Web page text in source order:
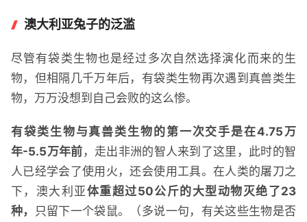
澳大利亚兔子的泛滥
尽管有袋类生物也是经过多次自然选择演化而来的生
物，但相隔几千万年后，有袋类生物再次遇到真兽类生
物，万万没想到自己会败的这么惨。
有袋类生物与真兽类生物的第一次交手是在4.75万
年-5.5万年前 ，走出非洲的智人来到了这里，此时的智
人已经学会了使用火，还会使用工具。在人类的屠刀之
下，澳大利亚体重超过50公斤的大型动物灭绝了23
种，
只留下一个袋鼠。（多说一句，有关这些生物是否